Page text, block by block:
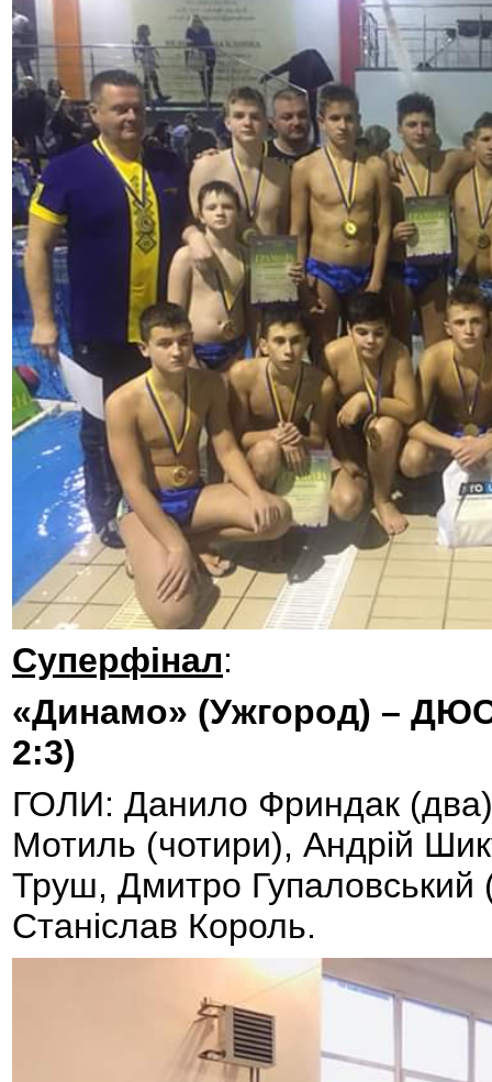
Суперфінал:
«Динамо» (Ужгород) –
2:3)
ГОЛИ: Данило Фриндак
Мотиль (чотири), Андрій
Труш, Дмитро
Станіслав Король.